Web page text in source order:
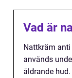
Vad är
Nattkräm
används
åldrande